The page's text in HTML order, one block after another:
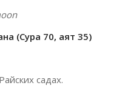
(Сура 70, аят 35)
садах.